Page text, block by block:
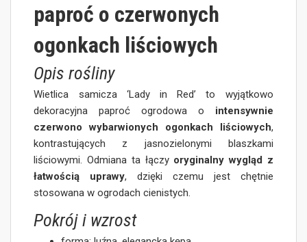
paproć o czerwonych
ogonkach liściowych
Opis rośliny
Wietlica samicza ‘Lady in Red’ to wyjątkowo
dekoracyjna paproć ogrodowa o intensywnie
czerwono wybarwionych ogonkach liściowych,
kontrastujących z jasnozielonymi blaszkami
liściowymi. Odmiana ta łączy oryginalny wygląd z
łatwością uprawy, dzięki czemu jest chętnie
stosowana w ogrodach cienistych.
Pokrój i wzrost